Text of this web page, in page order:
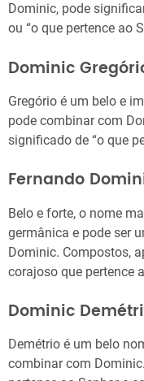
Dominic, pode
ou “o que pertence ao
Dominic
Gregório é um belo e
pode combinar com
significado de “o que
Fernando
Belo e forte, o nome
germânica e pode ser
Dominic. Compostos,
corajoso que pertence
Dominic
Demétrio é um belo
combinar com